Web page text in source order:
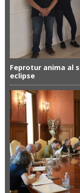
Feprotur anima al
eclipse